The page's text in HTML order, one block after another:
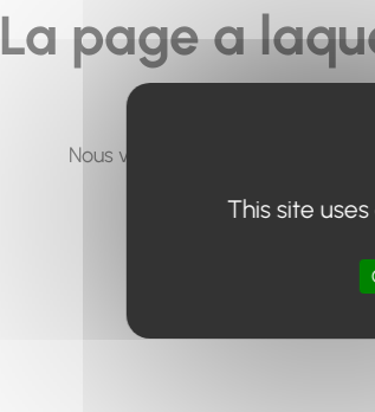
La page a
Nous vous invitons à utiliser le
This site